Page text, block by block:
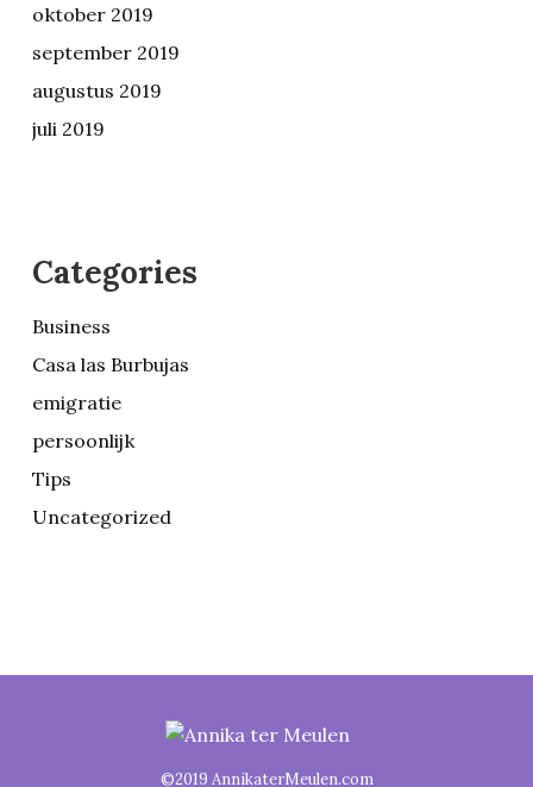
oktober 2019
september 2019
augustus 2019
juli 2019
Categories
Business
Casa las Burbujas
emigratie
persoonlijk
Tips
Uncategorized
©2019 AnnikaterMeulen.com